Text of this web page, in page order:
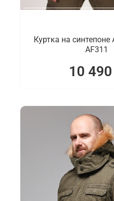
Куртка на синтепоне
AF311
10